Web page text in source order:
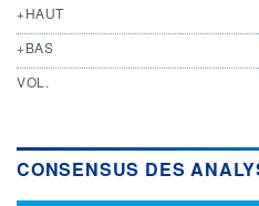
+HAUT
+BAS
VOL.
CONSENSUS DES